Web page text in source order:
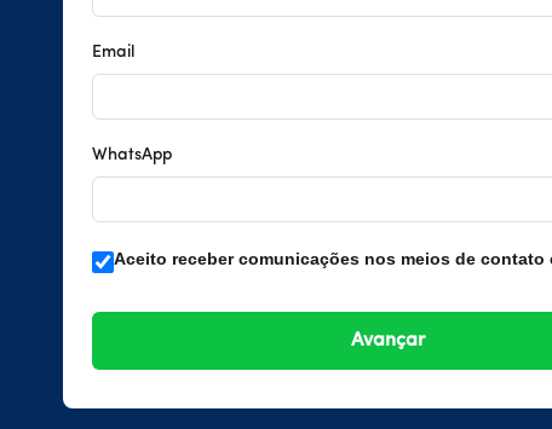
Email
WhatsApp
Aceito receber comunicações nos meios de contato